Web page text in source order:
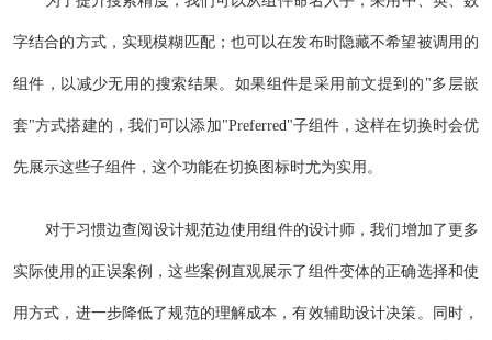
字结合的方式，实现模糊匹配；也可以在发布时隐藏不希望被调用的
组件，以减少无用的搜索结果。如果组件是采用前文提到的"多层嵌
套"方式搭建的，我们可以添加"Preferred"子组件，这样在切换时会优
先展示这些子组件，这个功能在切换图标时尤为实用。
对于习惯边查阅设计规范边使用组件的设计师，我们增加了更多
实际使用的正误案例，这些案例直观展示了组件变体的正确选择和使
用方式，进一步降低了规范的理解成本，有效辅助设计决策。同时，